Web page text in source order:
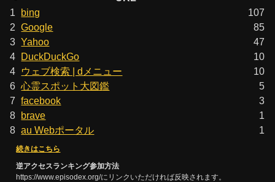
1
bing
107
2 Google
85
3 Yahoo
47
4 DuckDuckGo
10
4
ウェブ検索 | dメニュー
10
6 心霊スポット大図鑑
5
7 facebook
3
8 brave
1
8 au Webポータル 1
続きはこちら
逆アクセスランキング参加方法
https://www.episodex.org/にリンクいただければ反映されます。